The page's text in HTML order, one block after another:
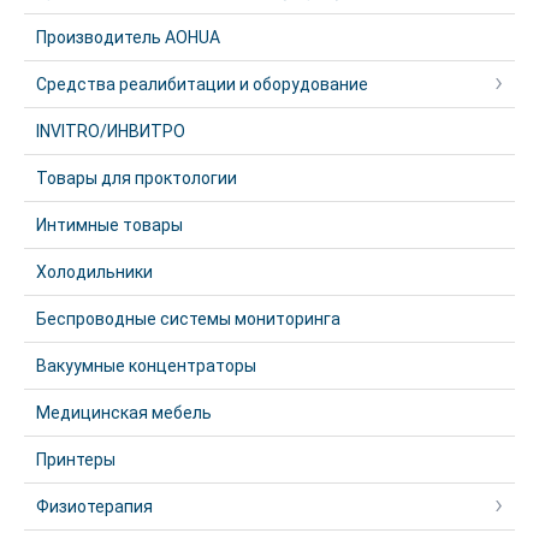
Производитель AOHUA
Средства реалибитации и оборудование
INVITRO/ИНВИТРО
Товары для проктологии
Интимные товары
Холодильники
Беспроводные системы мониторинга
Вакуумные концентраторы
Медицинская мебель
Принтеры
Физиотерапия